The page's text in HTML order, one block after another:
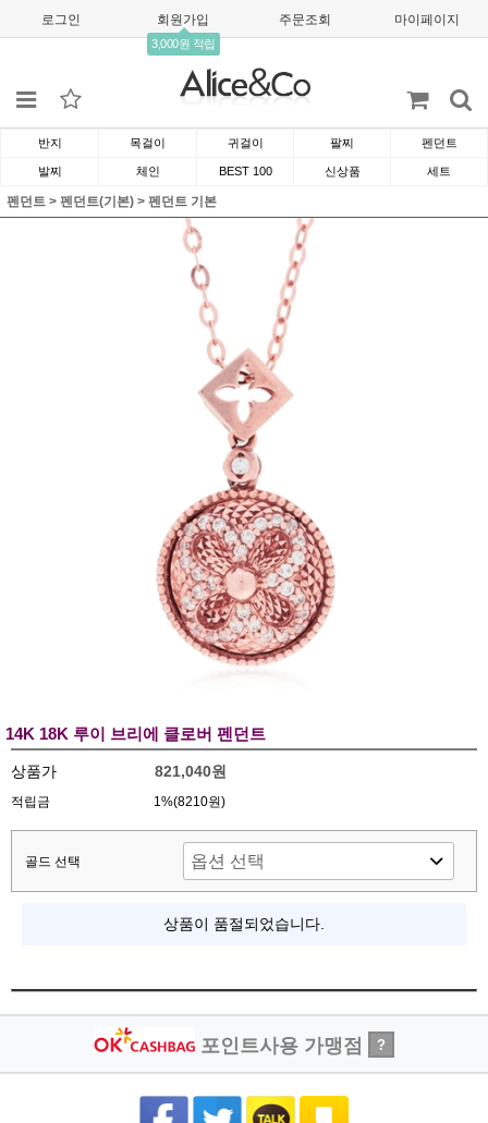
로그인 회원가입
3,000원 적립
주문조회 마이페이지
반지 목걸이 귀걸이 팔찌 펜던트
발찌 체인 BEST 100 신상품 세트
펜던트 > 펜던트(기본) > 펜던트 기본
14K 18K 루이 브리에 클로버 펜던트
상품가 821,040원
적립금 1%(8210원)
골드 선택
상품이 품절되었습니다.
포인트사용 가맹점 ?